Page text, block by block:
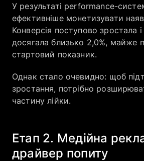
У результаті performance-
ефективніше монетизувати
Конверсія поступово зростала і
досягала близько 2,0%, майже
стартовий показник.
Однак стало очевидно: щоб
зростання, потрібно
частину лійки.
Етап 2. Медійна
драйвер попиту